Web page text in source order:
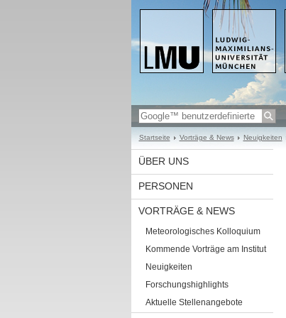
Startseite Vorträge & News Neuigkeiten
ÜBER UNS
PERSONEN
VORTRÄGE & NEWS
Meteorologisches Kolloquium
Kommende Vorträge am Institut
Neuigkeiten
Forschungshighlights
Aktuelle Stellenangebote